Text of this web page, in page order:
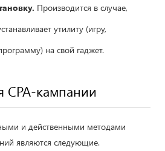
Производится в случае,
утилиту (игру,
на свой гаджет.
СРА-кампании
и действенными методами
являются следующие.